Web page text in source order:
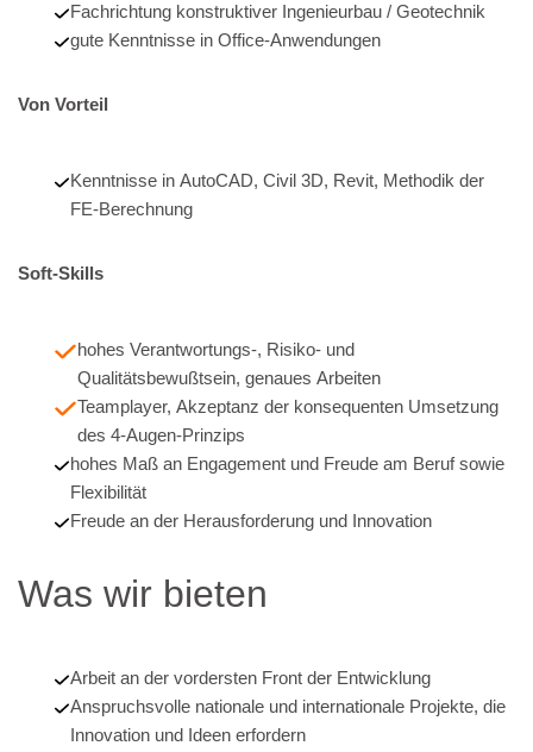
Fachrichtung konstruktiver Ingenieurbau / Geotechnik
gute Kenntnisse in Office-Anwendungen
Von Vorteil
Kenntnisse in AutoCAD, Civil 3D, Revit, Methodik der
FE-Berechnung
Soft-Skills
hohes Verantwortungs-, Risiko- und
Qualitätsbewußtsein, genaues Arbeiten
Teamplayer, Akzeptanz der konsequenten Umsetzung
des 4-Augen-Prinzips
hohes Maß an Engagement und Freude am Beruf sowie
Flexibilität
Freude an der Herausforderung und Innovation
Was wir bieten
Arbeit an der vordersten Front der Entwicklung
Anspruchsvolle nationale und internationale Projekte, die
Innovation und Ideen erfordern